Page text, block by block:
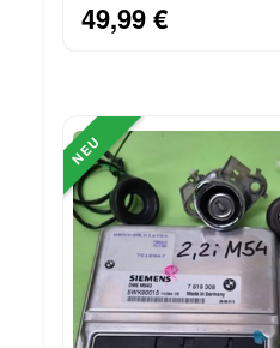
49,99 €
NEU